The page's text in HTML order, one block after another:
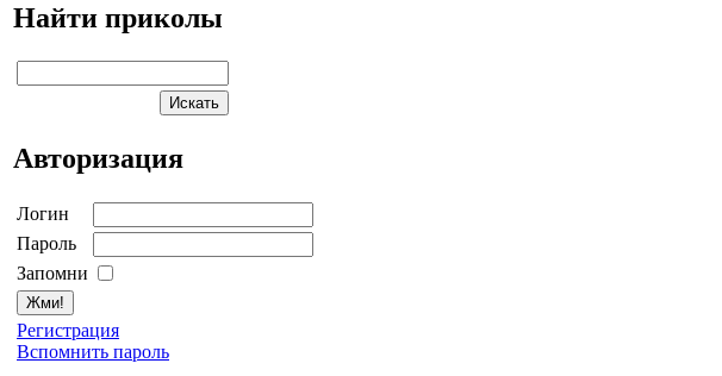
Найти приколы
Авторизация
Логин
Пароль
Запомни
Регистрация
Вспомнить пароль